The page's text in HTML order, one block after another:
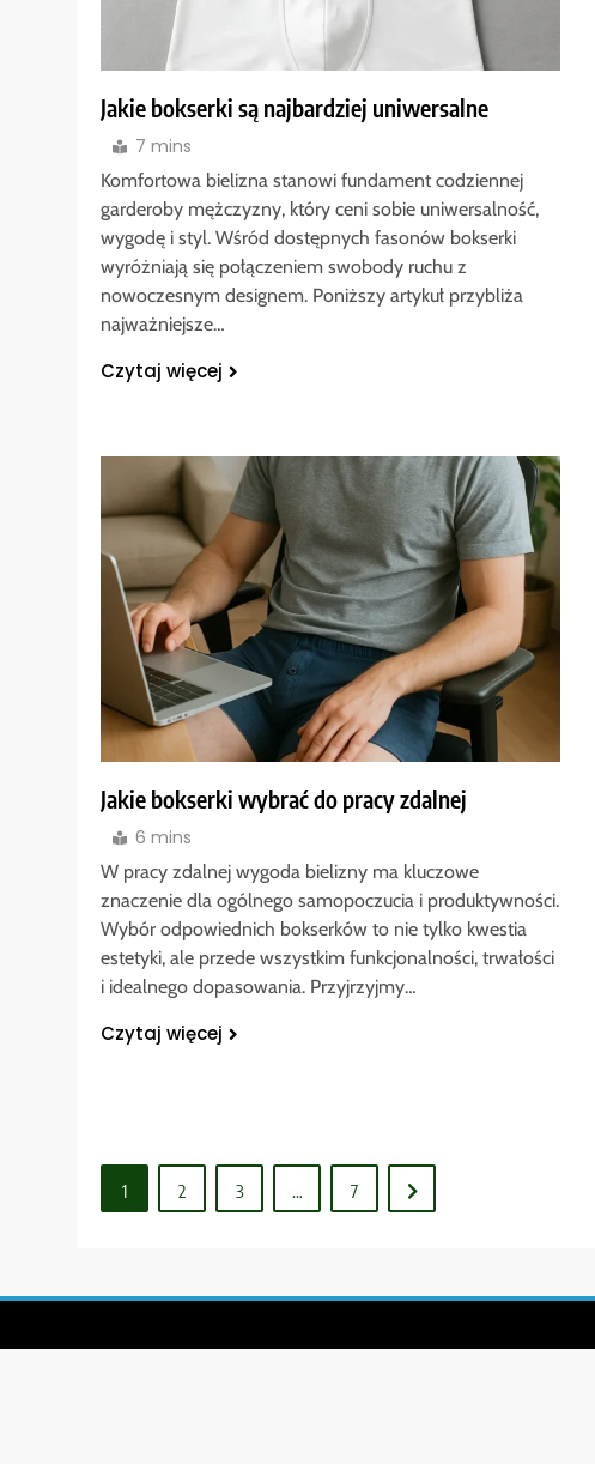
Jakie bokserki są najbardziej uniwersalne
7 mins
Komfortowa bielizna stanowi fundament codziennej
garderoby mężczyzny, który ceni sobie uniwersalność,
wygodę i styl. Wśród dostępnych fasonów bokserki
wyróżniają się połączeniem swobody ruchu z
nowoczesnym designem. Poniższy artykuł przybliża
najważniejsze…
Czytaj więcej
Jakie bokserki wybrać do pracy zdalnej
6 mins
W pracy zdalnej wygoda bielizny ma kluczowe
znaczenie dla ogólnego samopoczucia i produktywności.
Wybór odpowiednich bokserków to nie tylko kwestia
estetyki, ale przede wszystkim funkcjonalności, trwałości
i idealnego dopasowania. Przyjrzyjmy…
Czytaj więcej
1 2 3 … 7